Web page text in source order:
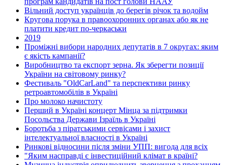
Вільний доступ українців до берегів річок та водойм
Кругова порука в правоохоронних органах або як не
платити кредит по-черкаськи
2019
Проміжні вибори народних депутатів в 7 округах: яким
є якість кампанії?
Виробництво та експорт зерна. Як зберегти позиції
України на світовому ринку?
Фестиваль "OldCarLand" та перспективи ринку
ретроавтомобілів в Україні
Про молоко начистоту
Перший в Україні концерт Мінца за підтримки
Посольства Держави Ізраїль в Україні
Боротьба з піратськими сервісами і захист
інтелектуальної власності в Україні
Ринкові відносини після зміни УПП: вигода для всіх
"Яким насправді є інвестиційний клімат в країні?